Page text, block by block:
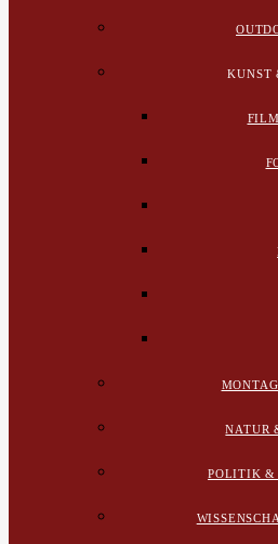
KUNST
NATUR
POLITIK &